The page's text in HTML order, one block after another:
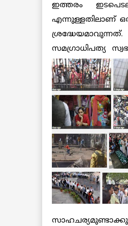
ഇത്തരം
എന്നുള്ളതിലാണ്
സമഗ്രാധിപത്യ